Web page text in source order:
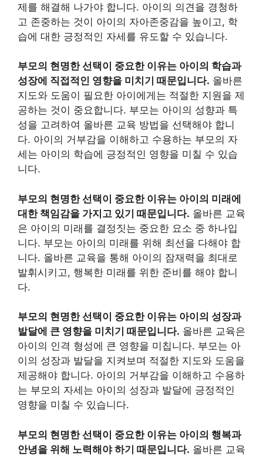
제를 해결해 나가야 합니다. 아이의 의견을 경청하
고 존중하는 것이 아이의 자아존중감을 높이고, 학
습에 대한 긍정적인 자세를 유도할 수 있습니다.
부모의 현명한 선택이 중요한 이유는 아이의 학습과
성장에 직접적인 영향을 미치기 때문입니다. 올바른
지도와 도움이 필요한 아이에게는 적절한 지원을 제
공하는 것이 중요합니다. 부모는 아이의 성향과 특
성을 고려하여 올바른 교육 방법을 선택해야 합니
다. 아이의 거부감을 이해하고 수용하는 부모의 자
세는 아이의 학습에 긍정적인 영향을 미칠 수 있습
니다.
부모의 현명한 선택이 중요한 이유는 아이의 미래에
대한 책임감을 가지고 있기 때문입니다. 올바른 교육
은 아이의 미래를 결정짓는 중요한 요소 중 하나입
니다. 부모는 아이의 미래를 위해 최선을 다해야 합
니다. 올바른 교육을 통해 아이의 잠재력을 최대로
발휘시키고, 행복한 미래를 위한 준비를 해야 합니
다.
부모의 현명한 선택이 중요한 이유는 아이의 성장과
발달에 큰 영향을 미치기 때문입니다. 올바른 교육은
아이의 인격 형성에 큰 영향을 미칩니다. 부모는 아
이의 성장과 발달을 지켜보며 적절한 지도와 도움을
제공해야 합니다. 아이의 거부감을 이해하고 수용하
는 부모의 자세는 아이의 성장과 발달에 긍정적인
영향을 미칠 수 있습니다.
부모의 현명한 선택이 중요한 이유는 아이의 행복과
안녕을 위해 노력해야 하기 때문입니다. 올바른 교육